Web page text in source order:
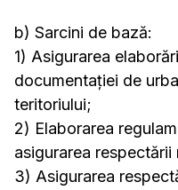
b) Sarcini de bază:
1) Asigurarea
documentației de
teritoriului;
2) Elaborarea
asigurarea
3) Asigurarea